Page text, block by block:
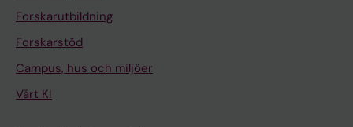
Forskarutbildning
Forskarstöd
Campus, hus och miljöer
Vårt KI